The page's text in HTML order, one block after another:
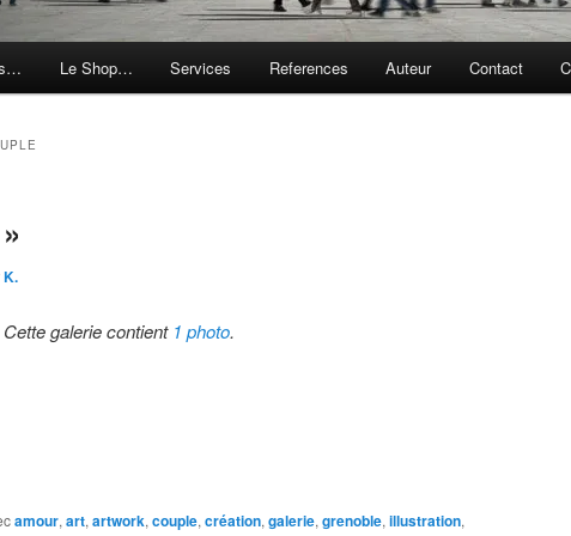
Le Shop… Services References Auteur Contact
K.
Cette galerie contient 1 photo.
amour, art, artwork, couple, création, galerie, grenoble, illustration,